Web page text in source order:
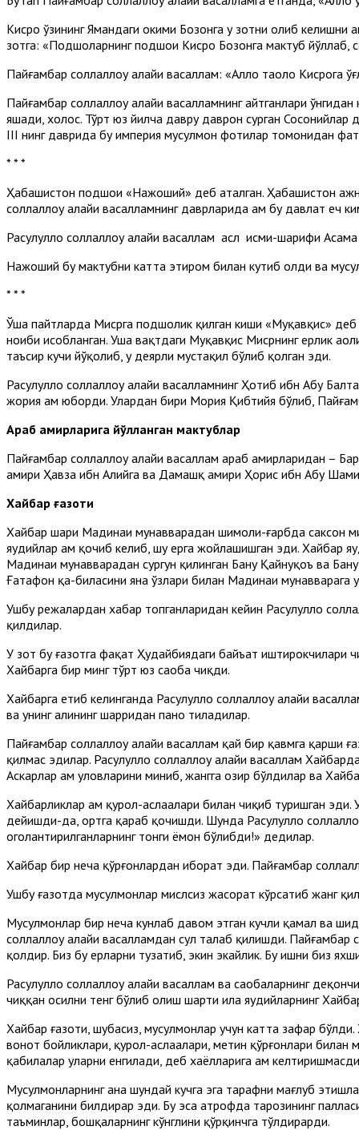
Кисро ўзининг Ямандаги ҳокими Бозонга у зотни олиб келишни
зотга: «Подшоҳларнинг подшоҳи Кисро Бозонга мактуб
Пайғамбар соллаллоҳу алайҳи васаллам: «Аллоҳ таоло
Пайғамбар соллаллоҳу алайҳи васалламнинг айтганлари
яшади, холос. Тўрт юз йилча давру даврон сурган
III нинг даврида бу империя мусулмон фотиҳлар томонидан
* * *
Ҳабашистон подшоҳи «Нажоший» деб аталган. Ҳабашистон
соллаллоҳу алайҳи васалламнинг даврларида ҳам бу давлат ҳеч
Расулуллоҳ соллаллоҳу алайҳи васаллам асл исми-шарифи
Нажоший бу мактубни катта эҳтиром билан кутиб олди ва
* * *
Ўша пайтларда Мисрга подшоҳлик қилган киши «Муқавқис»
ноиби ҳисобланган. Уша вақтдаги Муқавқис Мисрнинг ерлик
таъсир кучи йўқолиб, у деярли мустақил бўлиб қолган эди.
Расулуллоҳ соллаллоҳу алайҳи васалламнинг Ҳотиб ибн Абу
жория ҳам юборди. Улардан бири Мория Қибтийя бўлиб,
Араб амирларига йўлланган мактублар
Пайғамбар соллаллоҳу алайҳи васаллам араб амирларидан –
амири Ҳавза ибн Алийга ва Дамашқ амири Ҳорис ибн Абу
Хайбар ғазоти
Хайбар шаҳри Мадинаи мунавварадан шимоли-ғарбда саксон
яҳудийлар ҳам қочиб келиб, шу ерга жойлашишган эди. Хайбар
Мадинаи мунавварадан сургун қилинган Бану Қайнуқоъ ва
Ғатафон қа-биласини яна ўзлари билан Мадинаи мунавварага
Ушбу режалардан хабар топганларидан кейин Расулуллоҳ
қилдилар.
У зот бу ғазотга фақат Ҳудайбиядаги байъат иштирокчилари
Хайбарга бир минг тўрт юз саҳоба чиқди.
Хайбарга етиб келинганда Расулуллоҳ соллаллоҳу алайҳи
ва унинг аҳлининг шарридан паноҳ тиладилар.
Пайғамбар соллаллоҳу алайҳи васаллам қай бир қавмга
қилмас эдилар. Расулуллоҳ соллаллоҳу алайҳи васаллам
Аскарлар ҳам уловларини миниб, жангга ҳозир бўлдилар ва
Хайбарликлар ҳам қурол-аслаҳалари билан чиқиб туришган
дейишди-да, ортга қараб қочишди. Шунда Расулуллоҳ
огоҳлантирилганларнинг тонги ёмон бўлибди!» дедилар.
Хайбар бир неча қўрғонлардан иборат эди. Пайғамбар
Ушбу ғазотда мусулмонлар мислсиз жасорат кўрсатиб жанг
Мусулмонлар бир неча кунлаб давом этган кучли қамал ва
соллаллоҳу алайҳи васалламдан сулҳ талаб қилишди.
қолдир. Биз бу ерларни тузатиб, экин экайлик. Бу ишни биз
Расулуллоҳ соллаллоҳу алайҳи васаллам ва саҳобаларнинг
чиққан ҳосилни тенг бўлиб олиш шарти ила яҳудийларнинг
Хайбар ғазоти, шубҳасиз, мусулмонлар учун катта зафар бўлди.
вонот бойликлари, қурол-аслаҳалари, метин қўрғонлари билан
қабилалар уларни енгилади, деб хаёлларига ҳам
Мусулмонларнинг ана шундай кучга эга тарафни мағлуб
қолмаганини билдирар эди. Бу эса атрофда тарозининг
таъминлар, бошқаларнинг кўнглини қўрқинчга тўлдирарди.